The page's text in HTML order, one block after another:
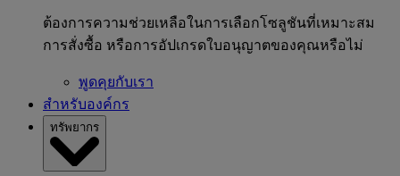
ต้องการความช่วยเหลือในการเลือกโซลูชันที่เหมาะสม
การสั่งซื้อ หรือการอัปเกรดใบอนุญาตของคุณหรือไม่
พูดคุยกับเรา
สำหรับองค์กร
ทรัพยากร